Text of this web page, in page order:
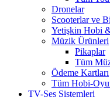
Dronelar
Scooterlar ve
Yetişkin Hobi
Müzik Ürünleri
Pikaplar
Tüm
Ödeme Kartları
Tüm Hobi-
TV-Ses Sistemleri